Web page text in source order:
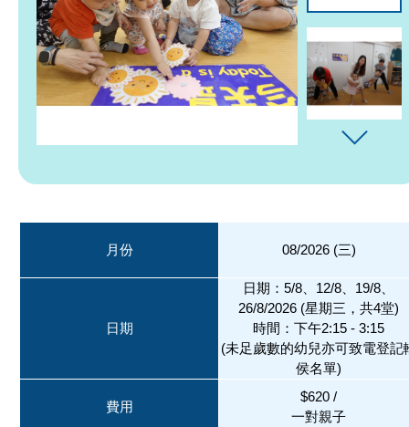
月份 08/2026 (三)
日期
日期：5/8、12/8、19/8、
26/8/2026 (星期三，共4堂)
時間：下午2:15 - 3:15
(未足歲數的幼兒亦可致電登記
侯名單)
費用
$620 /
一對親子